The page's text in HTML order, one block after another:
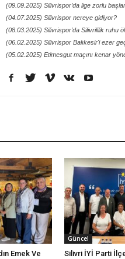
(09.09.2025) Silivrispor’da lige zorlu
(04.07.2025) Silivrispor nereye gidiyor?
(08.03.2025) Silivrispor’da Silivrililik ruhu
(06.02.2025) Silivrispor Balıkesir'i ezer
(05.02.2025) Etimesgut maçını kenar
Emek Ve
Güncel
Silivri İYİ Parti